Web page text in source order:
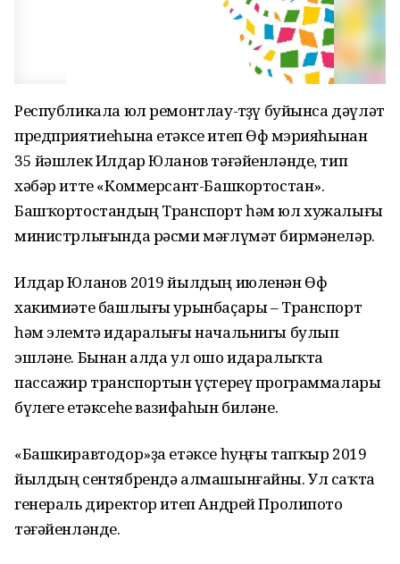
Республикала юл ремонтлау-төҙөү буйынса дәүләт
предприятиеһына етәксе итеп Өфө мэрияһынан
35 йәшлек Илдар Юланов тәғәйенләнде, тип
хәбәр итте «Коммерсант-Башкортостан».
Башҡортостандың Транспорт һәм юл хужалығы
министрлығында рәсми мәғлүмәт бирмәнеләр.
Илдар Юланов 2019 йылдың июленән Өфө
хакимиәте башлығы урынбаҫары – Транспорт
һәм элемтә идаралығы начальнигы булып
эшләне. Бынан алда ул ошо идаралыҡта
пассажир транспортын үҫтереү программалары
бүлеге етәксеһе вазифаһын биләне.
«Башкиравтодор»ҙа етәксе һуңғы тапҡыр 2019
йылдың сентябрендә алмашынғайны. Ул саҡта
генераль директор итеп Андрей Пролипото
тәғәйенләнде.